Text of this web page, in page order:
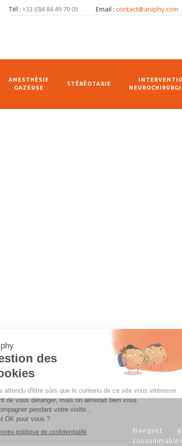
Tél : +33 (0)4 84 49 70 05 Email : contact@aniphy.com
ANESTHÉSIE
GAZEUSE
STÉRÉOTAXIE
Naviguez